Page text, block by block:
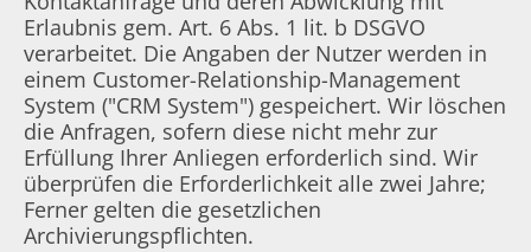
Erlaubnis gem. Art. 6 Abs. 1 lit. b DSGVO
verarbeitet. Die Angaben der Nutzer werden in
einem Customer-Relationship-Management
System ("CRM System") gespeichert. Wir löschen
die Anfragen, sofern diese nicht mehr zur
Erfüllung Ihrer Anliegen erforderlich sind. Wir
überprüfen die Erforderlichkeit alle zwei Jahre;
Ferner gelten die gesetzlichen
Archivierungspflichten.